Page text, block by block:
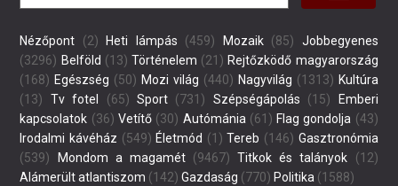
Nézőpont (2) Heti lámpás (459) Mozaik(85)
Jobbegyenes
(3296) Belföld (13) Történelem (21) Rejtőzködő magyarország
(168) Egészség (50) Mozi világ (440) Nagyvilág (1313) Kultúra
(13)
Tv fotel (65) Sport (731) Szépségápolás (15)
Emberi
kapcsolatok (36) Vetítő(30) Autómánia(61) Flag gondolja (43)
Irodalmi kávéház (549) Életmód (1) Tereb (146) Gasztronómia
(539)
Mondom a magamét(9467) Titkok és talányok (12)
Alámerült atlantiszom (142) Gazdaság (770) Politika (1588)